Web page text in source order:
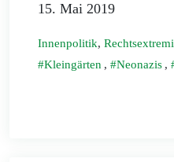
15. Mai 2019
Innenpolitik,
Kleingärten , Neonazis ,